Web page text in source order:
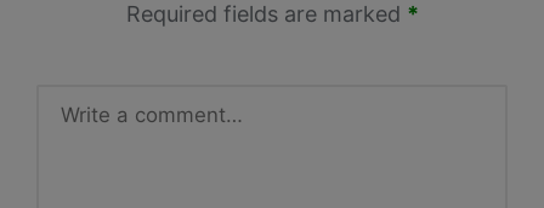
Required fields are marked *